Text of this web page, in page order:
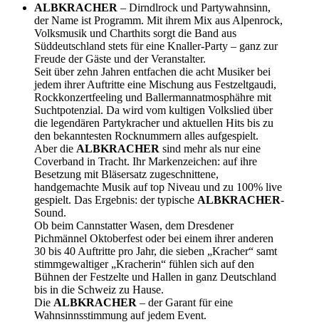
ALBKRACHER – Dirndlrock und Partywahnsinn,
der Name ist Programm. Mit ihrem Mix aus Alpenrock,
Volksmusik und Charthits sorgt die Band aus
Süddeutschland stets für eine Knaller-Party – ganz zur
Freude der Gäste und der Veranstalter.
Seit über zehn Jahren entfachen die acht Musiker bei
jedem ihrer Auftritte eine Mischung aus Festzeltgaudi,
Rockkonzertfeeling und Ballermannatmosphähre mit
Suchtpotenzial. Da wird vom kultigen Volkslied über
die legendären Partykracher und aktuellen Hits bis zu
den bekanntesten Rocknummern alles aufgespielt.
Aber die ALBKRACHER sind mehr als nur eine
Coverband in Tracht. Ihr Markenzeichen: auf ihre
Besetzung mit Bläsersatz zugeschnittene,
handgemachte Musik auf top Niveau und zu 100% live
gespielt. Das Ergebnis: der typische ALBKRACHER-
Sound.
Ob beim Cannstatter Wasen, dem Dresdener
Pichmännel Oktoberfest oder bei einem ihrer anderen
30 bis 40 Auftritte pro Jahr, die sieben „Kracher“ samt
stimmgewaltiger „Kracherin“ fühlen sich auf den
Bühnen der Festzelte und Hallen in ganz Deutschland
bis in die Schweiz zu Hause.
Die ALBKRACHER – der Garant für eine
Wahnsinnsstimmung auf jedem Event.